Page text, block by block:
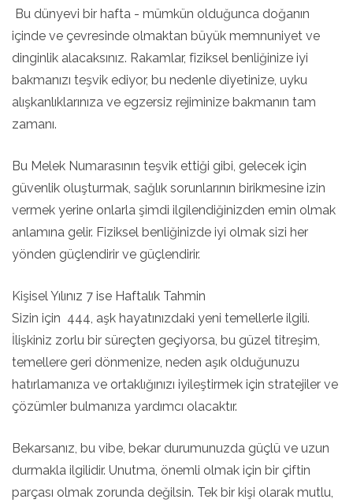
Bu dünyevi bir hafta - mümkün olduğunca doğanın
içinde ve çevresinde olmaktan büyük memnuniyet ve
dinginlik alacaksınız. Rakamlar, fiziksel benliğinize iyi
bakmanızı teşvik ediyor, bu nedenle diyetinize, uyku
alışkanlıklarınıza ve egzersiz rejiminize bakmanın tam
zamanı.
Bu Melek Numarasının teşvik ettiği gibi, gelecek için
güvenlik oluşturmak, sağlık sorunlarının birikmesine izin
vermek yerine onlarla şimdi ilgilendiğinizden emin olmak
anlamına gelir. Fiziksel benliğinizde iyi olmak sizi her
yönden güçlendirir ve güçlendirir.
Kişisel Yılınız 7 ise Haftalık Tahmin
Sizin için 444, aşk hayatınızdaki yeni temellerle ilgili.
İlişkiniz zorlu bir süreçten geçiyorsa, bu güzel titreşim,
temellere geri dönmenize, neden aşık olduğunuzu
hatırlamanıza ve ortaklığınızı iyileştirmek için stratejiler ve
çözümler bulmanıza yardımcı olacaktır.
Bekarsanız, bu vibe, bekar durumunuzda güçlü ve uzun
durmakla ilgilidir. Unutma, önemli olmak için bir çiftin
parçası olmak zorunda değilsin. Tek bir kişi olarak mutlu,